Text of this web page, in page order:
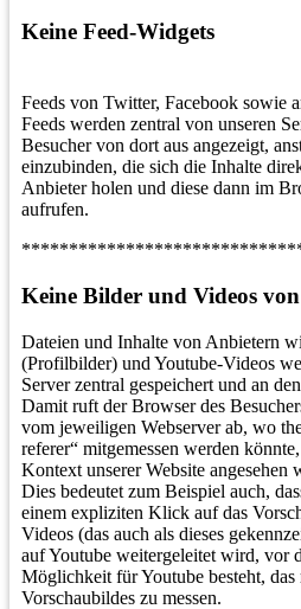
Keine Feed-Widgets
Feeds von Twitter, Facebook sowie
Feeds werden zentral von unseren
Besucher von dort aus angezeigt,
einzubinden, die sich die Inhalte
Anbieter holen und diese dann im
aufrufen.
Keine Bilder und Videos
Dateien und Inhalte von Anbietern
(Profilbilder) und Youtube-Videos
Server zentral gespeichert und an
Damit ruft der Browser des
vom jeweiligen Webserver ab, wo
referer“ mitgemessen werden
Kontext unserer Website angesehen
Dies bedeutet zum Beispiel auch,
einem expliziten Klick auf das
Videos (das auch als dieses
auf Youtube weitergeleitet wird, vor
Möglichkeit für Youtube besteht, das
Vorschaubildes zu messen.